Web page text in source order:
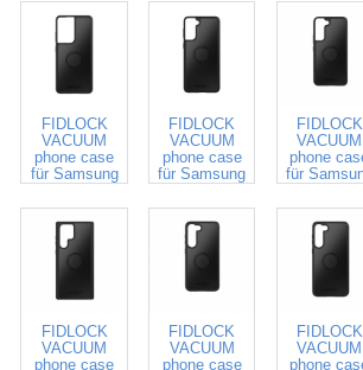
FIDLOCK
VACUUM
phone case
für Samsung
FIDLOCK
VACUUM
phone case
für Samsung
FIDLOCK
VACUUM
phone
für
FIDLOCK
VACUUM
phone case
FIDLOCK
VACUUM
phone case
FIDLOCK
VACUUM
phone